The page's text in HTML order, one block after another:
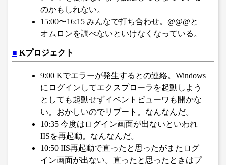
のかもしれない。
15:00〜16:15 みんなで打ち合わせ。@@@と
オムロンを調べないといけなくなっている。
■ Kプロジェクト
9:00 Kでエラーが発生するとの連絡。Windows
にログインしてエクスプローラを起動しよう
としても起動せずイベントビューワも開かな
い。おかしいのでリブート。なんなんだ。
10:35 今度はログイン画面が出ないといわれ
IISを再起動。なんなんだ。
10:50 IIS再起動で直ったと思ったがまたログ
イン画面が出ない。直ったと思ったときはプ